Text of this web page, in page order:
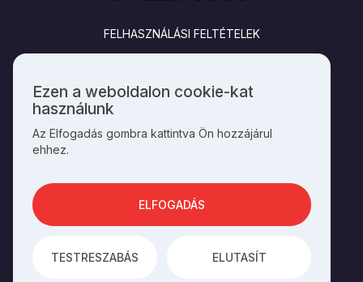
FELHASZNÁLÁSI FELTÉTELEK
SOCIALS
AZINTEGRAL VISION FEJLESZTETTE
Személyes
adatok
és
cookie-
használata
Ezen a weboldalon cookie-kat
használunk
Az Elfogadás gombra kattintva Ön hozzájárul
ehhez.
TESTRESZABÁS ELUTASÍT
ELFOGADÁS